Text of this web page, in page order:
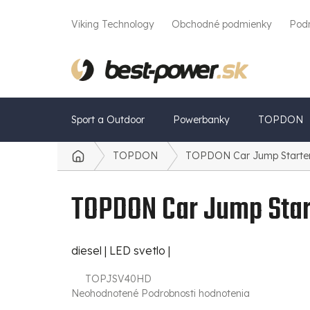
Viking Technology Obchodné podmienky
Sport a Outdoor Powerbanky TOPDON
DomovTOPDON TOPDON Car Jump
TOPDON Car Jump
diesel | LED svetlo |
TOPJSV40HD
Priemerné
Neohodnotené Podrobnosti hodnotenia